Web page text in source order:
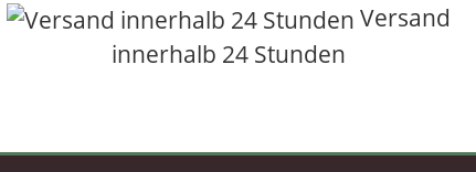
Versand
innerhalb 24 Stunden